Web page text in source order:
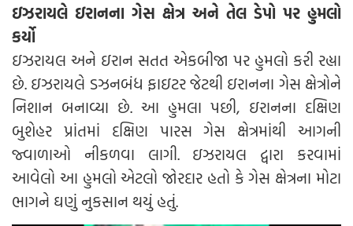
ઇઝરાયલે ઇરાનના ગેસ ક્ષેત્ર અને તેલ ડેપો પર હુમલો
કર્યો
ઇઝરાયલ અને ઇરાન સતત એકબીજા પર હુમલો કરી રહ્યા
છે. ઇઝરાયલે ડઝનબંધ ફાઇટર જેટથી ઇરાનના ગેસ ક્ષેત્રોને
નિશાન બનાવ્યા છે. આ હુમલા પછી, ઇરાનના દક્ષિણ
બુશેહર પ્રાંતમાં દક્ષિણ પારસ ગેસ ક્ષેત્રમાંથી આગની
જ્વાળાઓ નીકળવા લાગી. ઇઝરાયલ દ્વારા કરવામાં
આવેલો આ હુમલો એટલો જોરદાર હતો કે ગેસ ક્ષેત્રના મોટા
ભાગને ઘણું નુકસાન થયું હતું.